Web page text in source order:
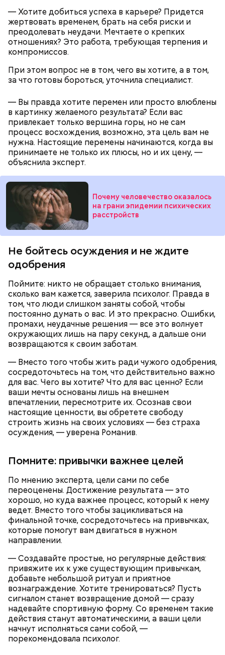
— Хотите добиться успеха в карьере? Придется
жертвовать временем, брать на себя риски и
преодолевать неудачи. Мечтаете о крепких
отношениях? Это работа, требующая терпения и
компромиссов.
При этом вопрос не в том, чего вы хотите, а в том,
за что готовы бороться, уточнила специалист.
— Вы правда хотите перемен или просто влюблены
в картинку желаемого результата? Если вас
привлекает только вершина горы, но не сам
процесс восхождения, возможно, эта цель вам не
нужна. Настоящие перемены начинаются, когда вы
принимаете не только их плюсы, но и их цену, —
объяснила эксперт.
Почему человечество оказалось
на грани эпидемии психических
расстройств
Не бойтесь осуждения и не ждите
одобрения
Поймите: никто не обращает столько внимания,
сколько вам кажется, заверила психолог. Правда в
том, что люди слишком заняты собой, чтобы
постоянно думать о вас. И это прекрасно. Ошибки,
промахи, неудачные решения — все это волнует
окружающих лишь на пару секунд, а дальше они
возвращаются к своим заботам.
— Вместо того чтобы жить ради чужого одобрения,
сосредоточьтесь на том, что действительно важно
для вас. Чего вы хотите? Что для вас ценно? Если
ваши мечты основаны лишь на внешнем
впечатлении, пересмотрите их. Осознав свои
настоящие ценности, вы обретете свободу
строить жизнь на своих условиях — без страха
осуждения, — уверена Романив.
Помните: привычки важнее целей
По мнению эксперта, цели сами по себе
переоценены. Достижение результата — это
хорошо, но куда важнее процесс, который к нему
ведет. Вместо того чтобы зацикливаться на
финальной точке, сосредоточьтесь на привычках,
которые помогут вам двигаться в нужном
направлении.
— Создавайте простые, но регулярные действия:
привяжите их к уже существующим привычкам,
добавьте небольшой ритуал и приятное
вознаграждение. Хотите тренироваться? Пусть
сигналом станет возвращение домой — сразу
надевайте спортивную форму. Со временем такие
действия станут автоматическими, а ваши цели
начнут исполняться сами собой, —
порекомендовала психолог.
Ингредиенты:
кабачок;
брынза;
растительное масло;
помидоры черри либо грунтовые.
— Кабачки нужно натереть длинными слайсами
(это можно сделать на специальной терке),
похожими на спагетти, и уложить в противень.
Дальше нужно добавить немного растительного
масла, соль, а сверху бросить хаотично
порезанную брынзу. Затем добавляются помидоры
черри или грунтовые, — рассказал шеф-повар.
25–30 минут.
Терапевт Кондрахин назвал
Ранние плоды, по словам врача, лучше не есть:
беременным, кормящим женщинам;
людям с ослабленной иммунной системой;
— Там может содержаться огромное количество
нитратов, которое вызовет головокружение,
гипоксию и ухудшение физического состояния, —
предостерегла Соломатина.
Также не нужно есть дыню до корки, потому что
именно там скапливаются нитраты. И важно
собеседница «ВМ».